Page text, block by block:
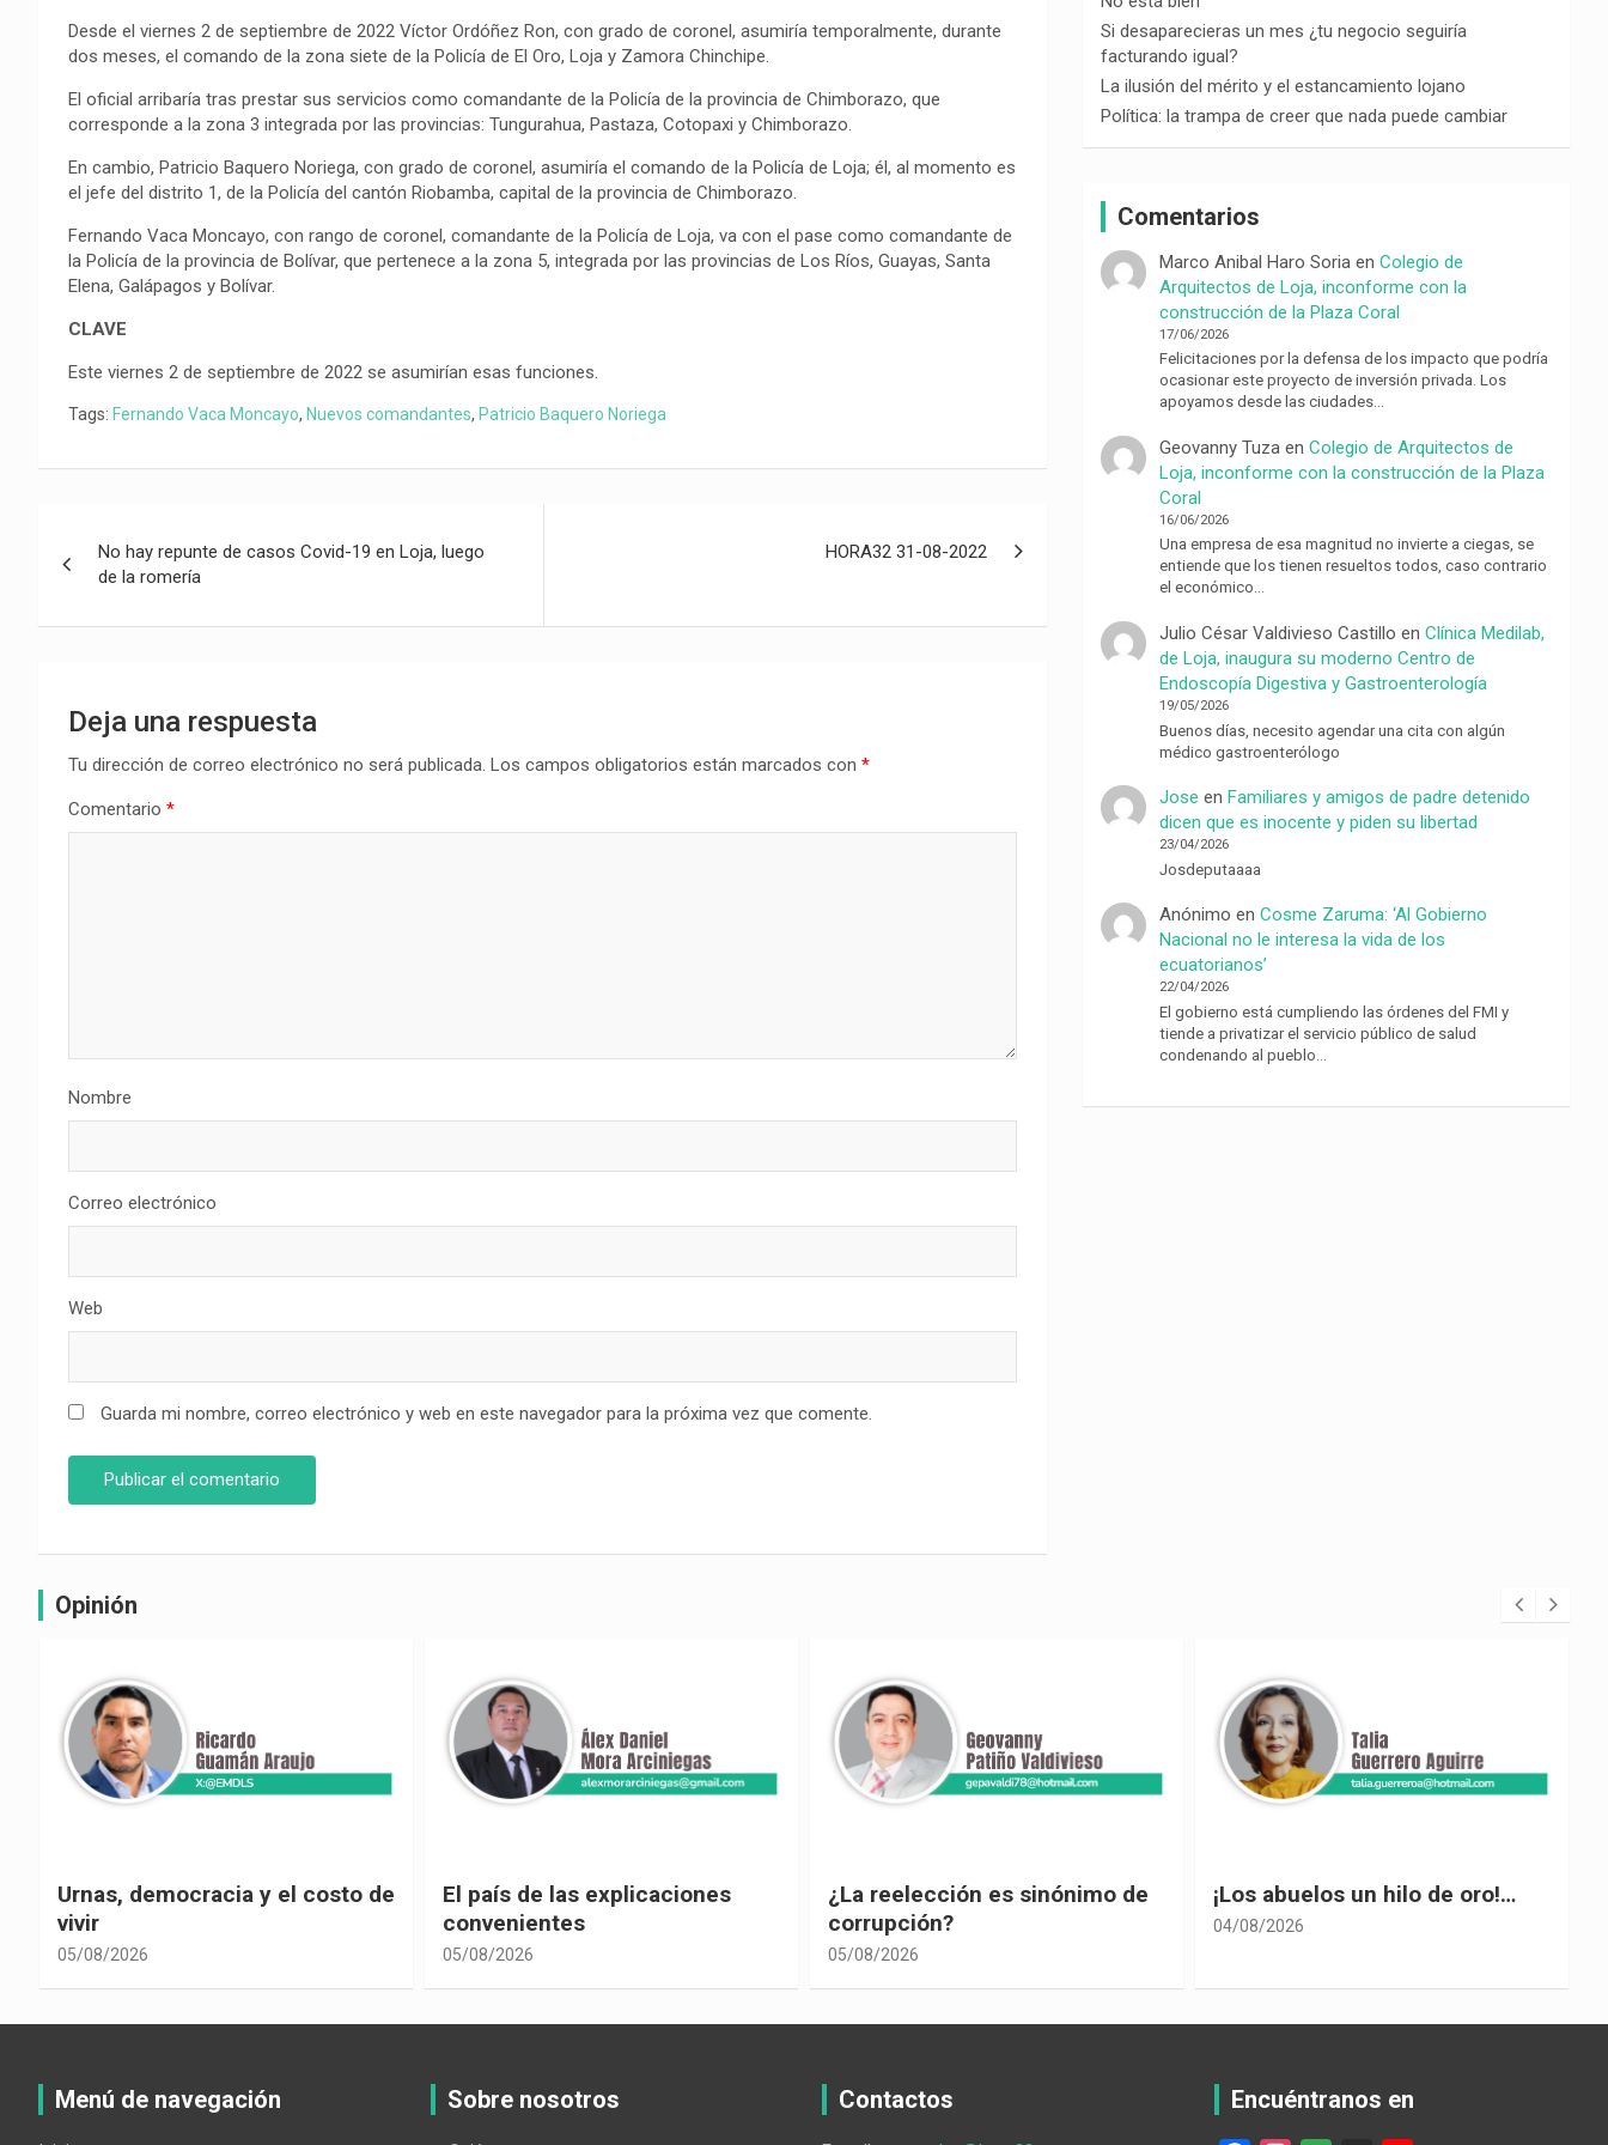
Desde el viernes 2 de septiembre de 2022 Víctor Ordóñez Ron, con grado de coronel, asumiría temporalmente, durante
dos meses, el comando de la zona siete de la Policía de El Oro, Loja y Zamora Chinchipe.
El oficial arribaría tras prestar sus servicios como comandante de la Policía de la provincia de Chimborazo, que
corresponde a la zona 3 integrada por las provincias: Tungurahua, Pastaza, Cotopaxi y Chimborazo.
En cambio, Patricio Baquero Noriega, con grado de coronel, asumiría el comando de la Policía de Loja; él, al momento es
el jefe del distrito 1, de la Policía del cantón Riobamba, capital de la provincia de Chimborazo.
Fernando Vaca Moncayo, con rango de coronel, comandante de la Policía de Loja, va con el pase como comandante de
la Policía de la provincia de Bolívar, que pertenece a la zona 5, integrada por las provincias de Los Ríos, Guayas, Santa
Elena, Galápagos y Bolívar.
CLAVE
Este viernes 2 de septiembre de 2022 se asumirían esas funciones.
Tags: Fernando Vaca Moncayo, Nuevos comandantes, Patricio Baquero Noriega
de
entradas
No hay repunte de casos Covid-19 en Loja, luego
de la romería
HORA32 31-08-2022
Deja una respuesta
Tu dirección de correo electrónico no será publicada. Los campos obligatorios están marcados con *
Comentario *
Nombre
Correo electrónico
Web
Guarda mi nombre, correo electrónico y web en este navegador para la próxima vez que comente.
Si desaparecieras un mes ¿tu negocio seguiría
facturando igual?
La ilusión del mérito y el estancamiento lojano
Política: la trampa de creer que nada puede cambiar
Comentarios
Marco Anibal Haro Soria enColegio de
Arquitectos de Loja, inconforme con la
construcción de la Plaza Coral
17/06/2026
Felicitaciones por la defensa de los impacto que podría
ocasionar este proyecto de inversión privada. Los
apoyamos desde las ciudades…
Geovanny Tuza enColegio de Arquitectos de
Loja, inconforme con la construcción de la Plaza
Coral
16/06/2026
Una empresa de esa magnitud no invierte a ciegas, se
entiende que los tienen resueltos todos, caso contrario
el económico…
Julio César Valdivieso Castillo enClínica Medilab,
de Loja, inaugura su moderno Centro de
Endoscopía Digestiva y Gastroenterología
19/05/2026
Buenos días, necesito agendar una cita con algún
médico gastroenterólogo
Jose enFamiliares y amigos de padre detenido
dicen que es inocente y piden su libertad
23/04/2026
Josdeputaaaa
Anónimo enCosme Zaruma: ‘Al Gobierno
Nacional no le interesa la vida de los
ecuatorianos’
22/04/2026
El gobierno está cumpliendo las órdenes del FMI y
tiende a privatizar el servicio público de salud
condenando al pueblo…
Opinión
El país de las explicaciones
convenientes
05/08/2026
¿La reelección es sinónimo de
corrupción?
05/08/2026
¡Los abuelos un hilo de oro!…
04/08/2026
El desplome de Noboa
04/08/2026
Menú de navegación Sobre nosotros Contactos Encuéntranos en